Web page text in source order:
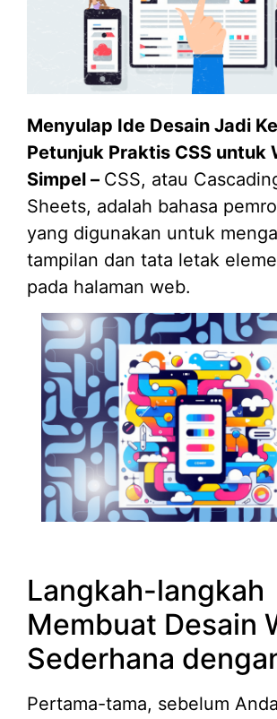
Menyulap Ide Desain Jadi
Petunjuk Praktis CSS untuk
Simpel – CSS, atau
Sheets, adalah bahasa
yang digunakan untuk
tampilan dan tata letak
pada halaman web.
Langkah-langkah
Membuat Desain
Sederhana
Pertama-tama, sebelum